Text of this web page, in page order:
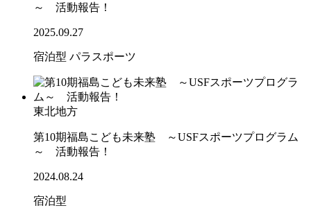
～ 活動報告！
2025.09.27
宿泊型 パラスポーツ
東北地方
第10期福島こども未来塾 ～USFスポーツプログラム
～ 活動報告！
2024.08.24
宿泊型